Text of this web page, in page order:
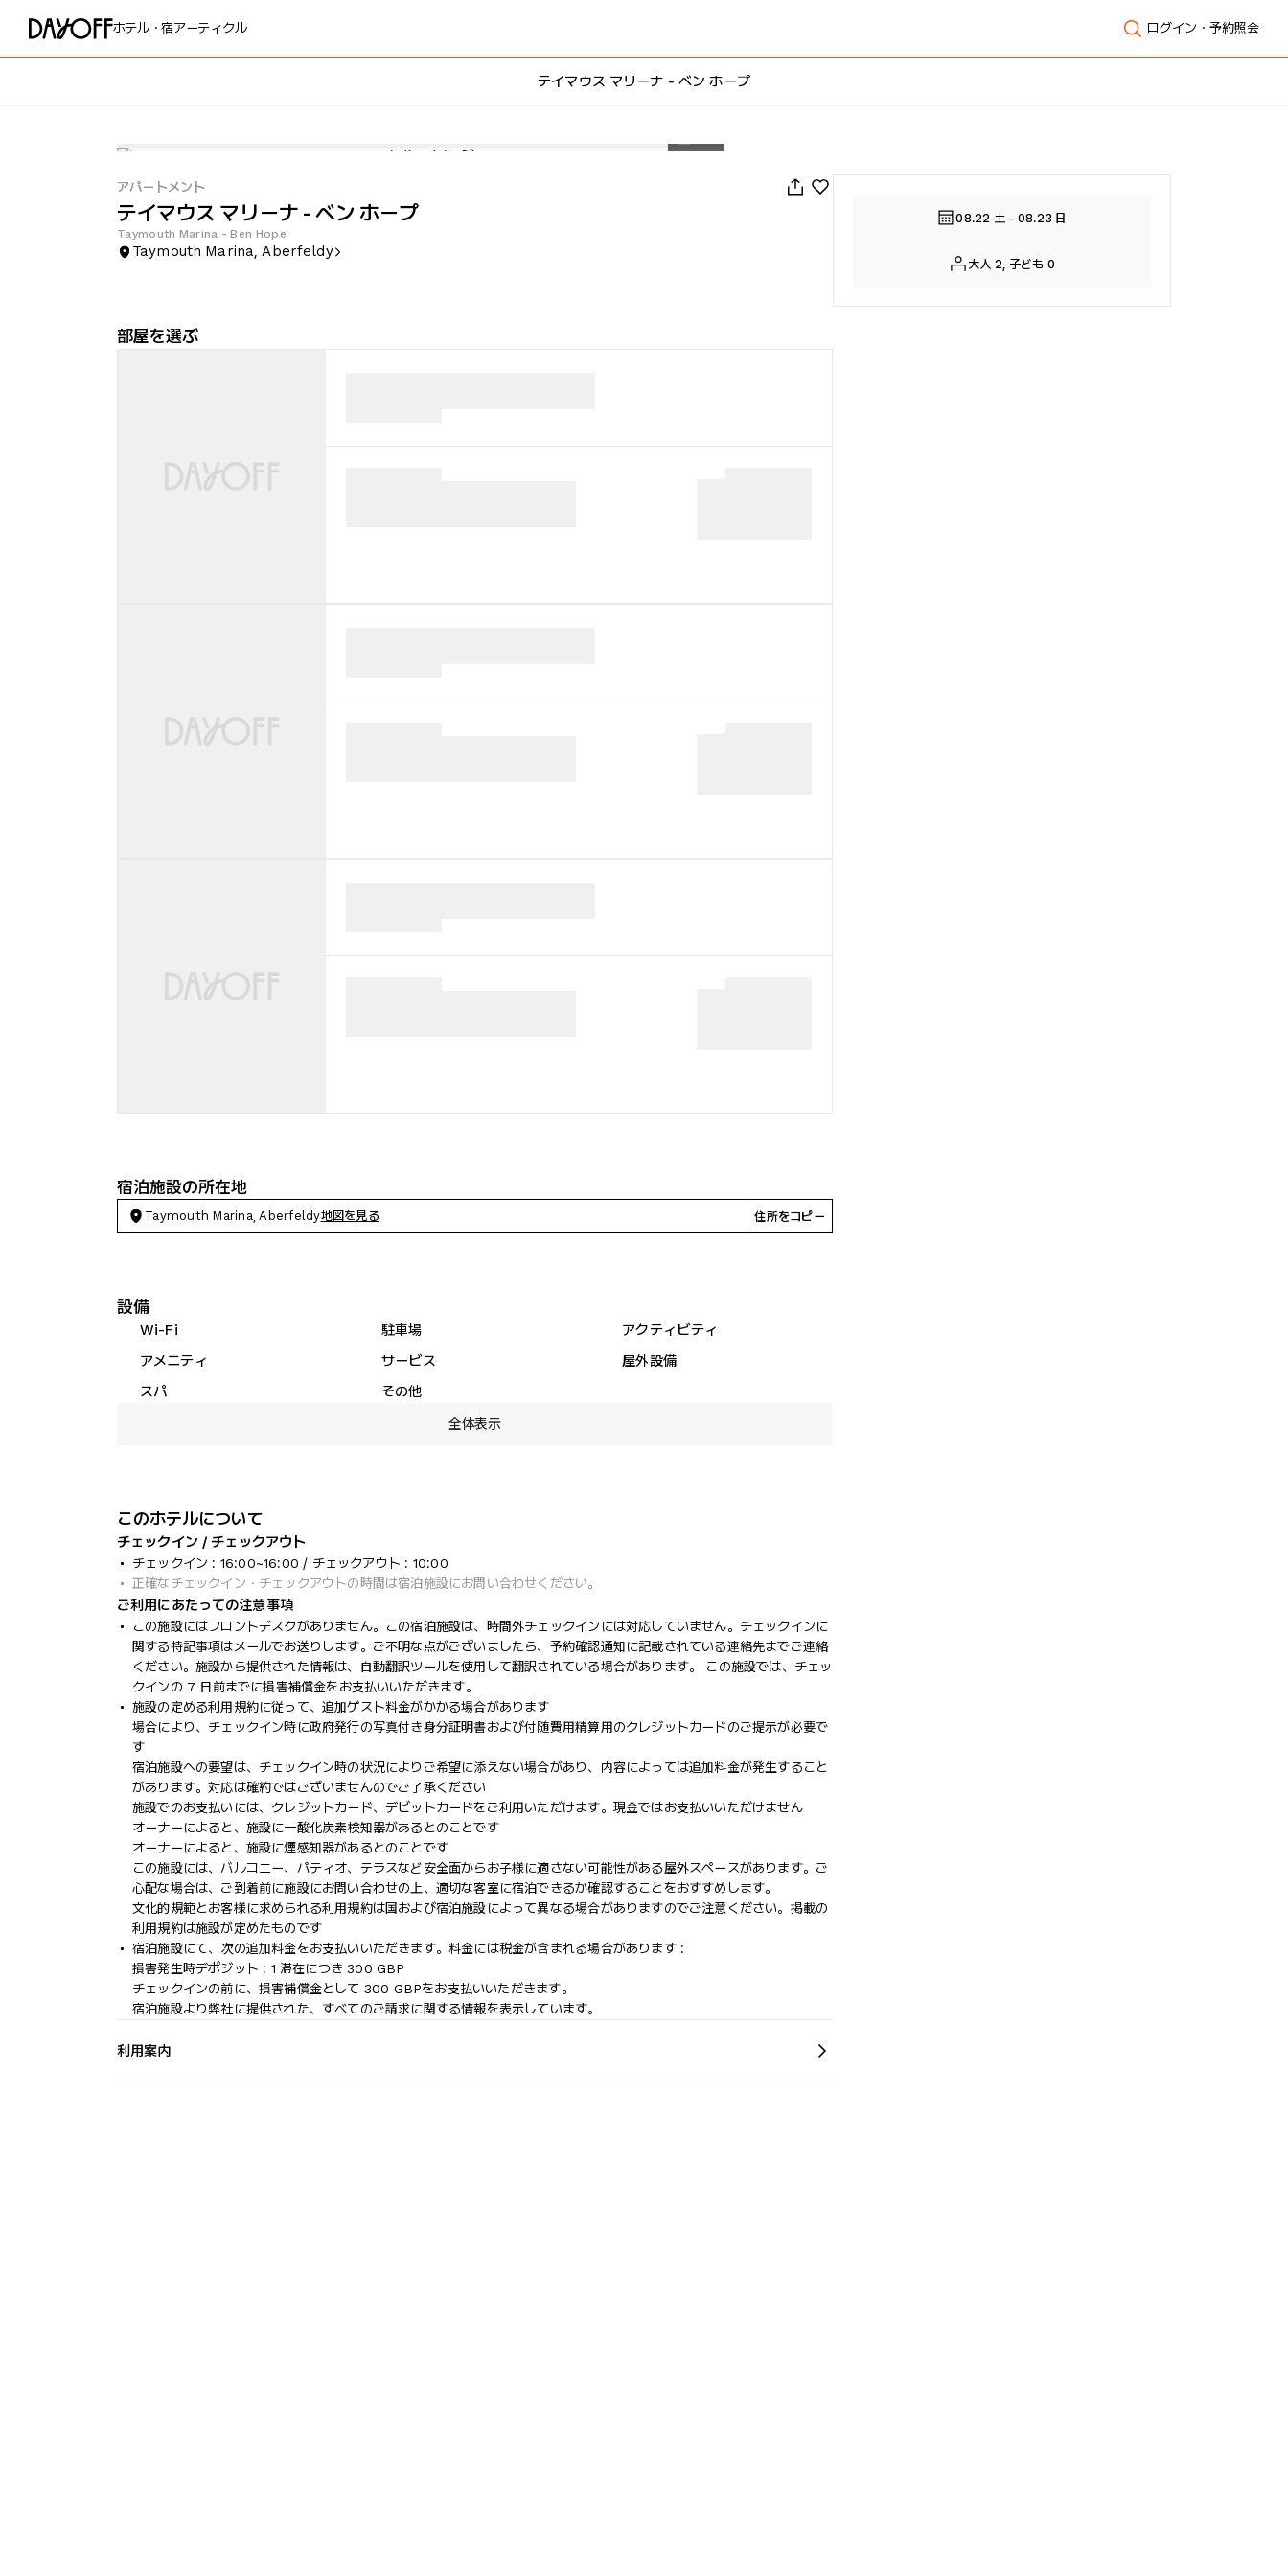
ホテル・宿アーティクル ログイン・予約照会
テイマウス マリーナ - ベン ホープ
アパートメント
テイマウス マリーナ - ベン ホープ
Taymouth Marina - Ben Hope
Taymouth Marina, Aberfeldy
部屋を選ぶ
宿泊施設の所在地
Taymouth Marina, Aberfeldy地図を見る 住所をコピー
設備
Wi-Fi 駐車場
アクティビティ
アメニティ
サービス
屋外設備
スパ
その他
全体表示
このホテルについて
チェックイン / チェックアウト
チェックイン : 16:00~16:00 / チェックアウト : 10:00
正確なチェックイン・チェックアウトの時間は宿泊施設にお問い合わせください。
ご利用にあたっての注意事項
この施設にはフロントデスクがありません。この宿泊施設は、時間外チェックインには対応していません。チェックインに
関する特記事項はメールでお送りします。ご不明な点がございましたら、予約確認通知に記載されている連絡先までご連絡
ください。施設から提供された情報は、自動翻訳ツールを使用して翻訳されている場合があります。 この施設では、チェッ
クインの 7 日前までに損害補償金をお支払いいただきます。
施設の定める利用規約に従って、追加ゲスト料金がかかる場合があります
場合により、チェックイン時に政府発行の写真付き身分証明書および付随費用精算用のクレジットカードのご提示が必要で
す
宿泊施設への要望は、チェックイン時の状況によりご希望に添えない場合があり、内容によっては追加料金が発生すること
があります。対応は確約ではございませんのでご了承ください
施設でのお支払いには、クレジットカード、デビットカードをご利用いただけます。現金ではお支払いいただけません
オーナーによると、施設に一酸化炭素検知器があるとのことです
オーナーによると、施設に煙感知器があるとのことです
この施設には、バルコニー、パティオ、テラスなど安全面からお子様に適さない可能性がある屋外スペースがあります。ご
心配な場合は、ご到着前に施設にお問い合わせの上、適切な客室に宿泊できるか確認することをおすすめします。
文化的規範とお客様に求められる利用規約は国および宿泊施設によって異なる場合がありますのでご注意ください。掲載の
利用規約は施設が定めたものです
宿泊施設にて、次の追加料金をお支払いいただきます。料金には税金が含まれる場合があります :
損害発生時デポジット : 1 滞在につき 300 GBP
チェックインの前に、損害補償金として 300 GBPをお支払いいただきます。
宿泊施設より弊社に提供された、すべてのご請求に関する情報を表示しています。
利用案内
08.22 土 - 08.23 日
大人 2, 子ども 0